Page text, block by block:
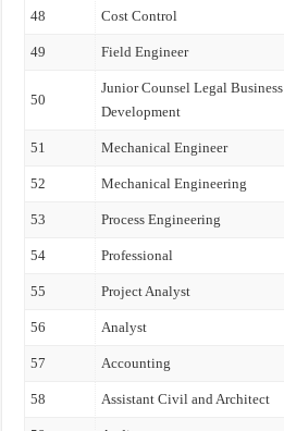
48 Cost Control
49 Field Engineer
50
Junior Counsel Legal Business
Development
51 Mechanical Engineer
52 Mechanical Engineering
53 Process Engineering
54 Professional
55 Project Analyst
56 Analyst
57 Accounting
58 Assistant Civil and Architect